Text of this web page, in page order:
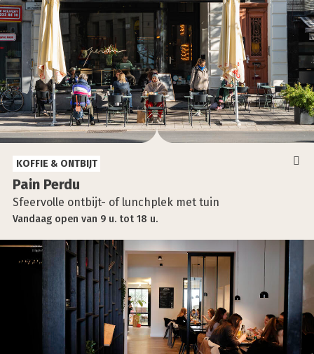
Pain Per­du
Sfeervolle ontbijt- of lunchplek met tuin
KOFFIE & ONTBIJT
Vandaag open van 9 u. tot 18 u.